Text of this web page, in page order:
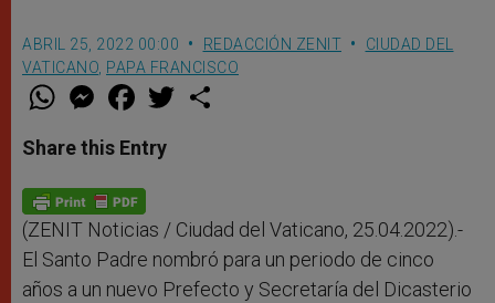
ABRIL 25, 2022 00:00 REDACCIÓN ZENIT
CIUDAD DEL
VATICANO PAPA FRANCISCO
W
t
s
p
p
M
e
s
e
g
e
r
F
a
e
b
o
k
w
Share this Entry
(ZENIT Noticias / Ciudad del Vaticano, 25.04.2022).-
El Santo Padre nombró para un periodo de cinco
años a un nuevo Prefecto y Secretaría del Dicasterio